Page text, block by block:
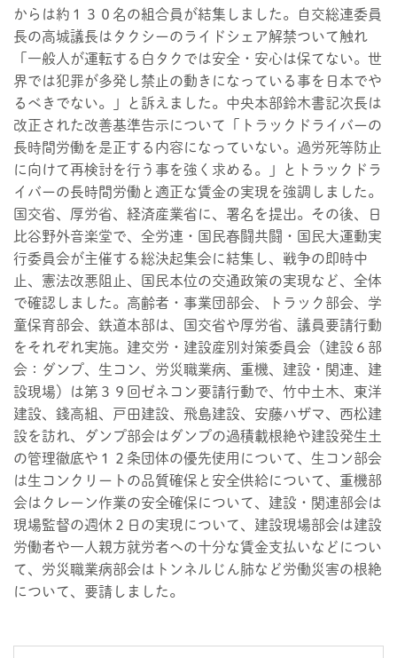
からは約１３０名の組合員が結集しました。自交総連委員
長の高城議長はタクシーのライドシェア解禁ついて触れ
「一般人が運転する白タクでは安全・安心は保てない。世
界では犯罪が多発し禁止の動きになっている事を日本でや
るべきでない。」と訴えました。中央本部鈴木書記次長は
改正された改善基準告示について「トラックドライバーの
長時間労働を是正する内容になっていない。過労死等防止
に向けて再検討を行う事を強く求める。」とトラックドラ
イバーの長時間労働と適正な賃金の実現を強調しました。
国交省、厚労省、経済産業省に、署名を提出。その後、日
比谷野外音楽堂で、全労連・国民春闘共闘・国民大運動実
行委員会が主催する総決起集会に結集し、戦争の即時中
止、憲法改悪阻止、国民本位の交通政策の実現など、全体
で確認しました。高齢者・事業団部会、トラック部会、学
童保育部会、鉄道本部は、国交省や厚労省、議員要請行動
をそれぞれ実施。建交労・建設産別対策委員会（建設６部
会：ダンプ、生コン、労災職業病、重機、建設・関連、建
設現場）は第３９回ゼネコン要請行動で、竹中土木、東洋
建設、錢高組、戸田建設、飛島建設、安藤ハザマ、西松建
設を訪れ、ダンプ部会はダンプの過積載根絶や建設発生土
の管理徹底や１２条団体の優先使用について、生コン部会
は生コンクリートの品質確保と安全供給について、重機部
会はクレーン作業の安全確保について、建設・関連部会は
現場監督の週休２日の実現について、建設現場部会は建設
労働者や一人親方就労者への十分な賃金支払いなどについ
て、労災職業病部会はトンネルじん肺など労働災害の根絶
について、要請しました。